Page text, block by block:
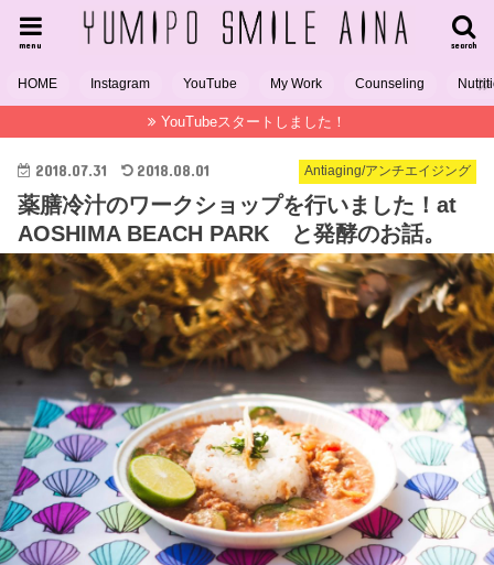
search
menu
HOME Instagram YouTube My Work Counseling
YouTubeスタートしました！
Antiaging/アンチエイジング
2018.07.31 2018.08.01
薬膳冷汁のワークショップを行いました！at
AOSHIMA BEACH PARK と発酵のお話。